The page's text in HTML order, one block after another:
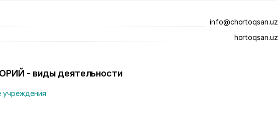
info@chortoqsan.uz
hortoqsan.uz
- виды деятельности
учреждения